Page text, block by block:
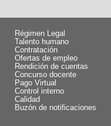
Régimen Legal
Talento humano
Contratación
Ofertas de empleo
Rendición de cuentas
Concurso docente
Pago Virtual
Control interno
Calidad
Buzón de notificaciones